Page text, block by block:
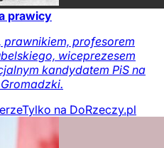
prawicy
prawnikiem, profesorem
wiceprezesem
kandydatem PiS na
Tylko na DoRzeczy.pl